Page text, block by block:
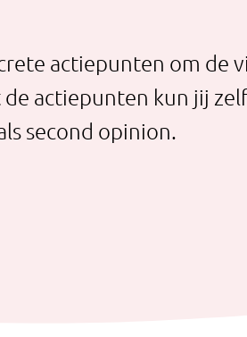
actiepunten om de
actiepunten kun jij zelf
second opinion.